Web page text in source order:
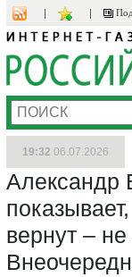
19:32 06.07.2026
Александр
вернут –